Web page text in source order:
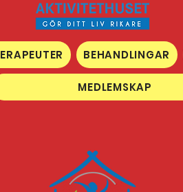
BEHANDLINGAR
MEDLEMSKAP